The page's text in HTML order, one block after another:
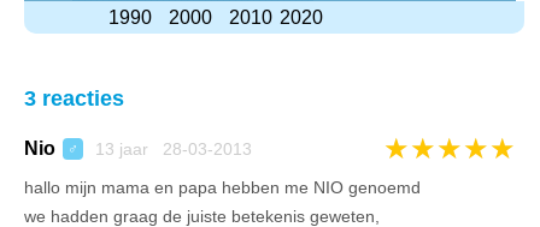
1990 2000 2010 2020
3 reacties
Nio ♂ 13 jaar 28-03-2013 ★★★★★
hallo mijn mama en papa hebben me NIO genoemd
we hadden graag de juiste betekenis geweten,